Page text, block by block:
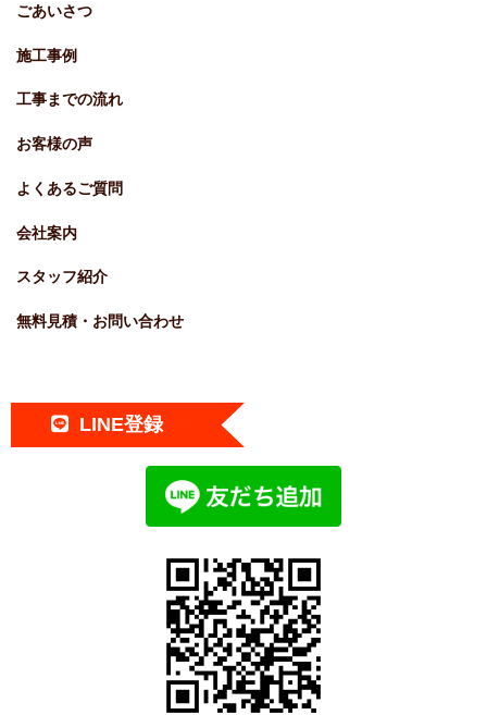
ごあいさつ
施工事例
工事までの流れ
お客様の声
よくあるご質問
会社案内
スタッフ紹介
無料見積・お問い合わせ
LINE登録